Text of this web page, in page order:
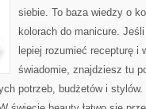
siebie. To baza wiedzy o
kolorach do manicure.
lepiej rozumieć recepturę i
świadomie, znajdziesz tu
potrzeb, budżetów i